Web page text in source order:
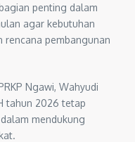
penting dalam
agar kebutuhan
rencana pembangunan
Ngawi, Wahyudi
tahun 2026 tetap
mendukung